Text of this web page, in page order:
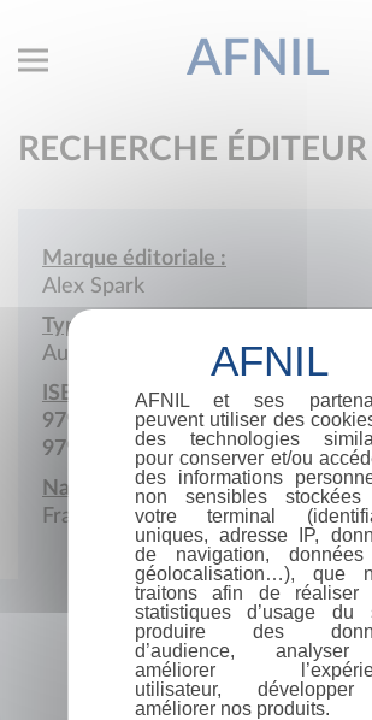
AFNIL
RECHERCHE ÉDITEUR
Marque éditoriale :
Alex Spark
Type de société :
Auto-édition
ISBN :
979-10-977469
979-10-977864
Nationalité :
France
AFNIL et ses
peuvent utiliser des
des technologies
pour conserver et/ou
des informations
non sensibles stockées
votre terminal
uniques, adresse IP,
de navigation,
géolocalisation…), que
traitons afin de réaliser
statistiques d’usage du
produire des
d’audience,
améliorer
utilisateur,
améliorer nos produits.